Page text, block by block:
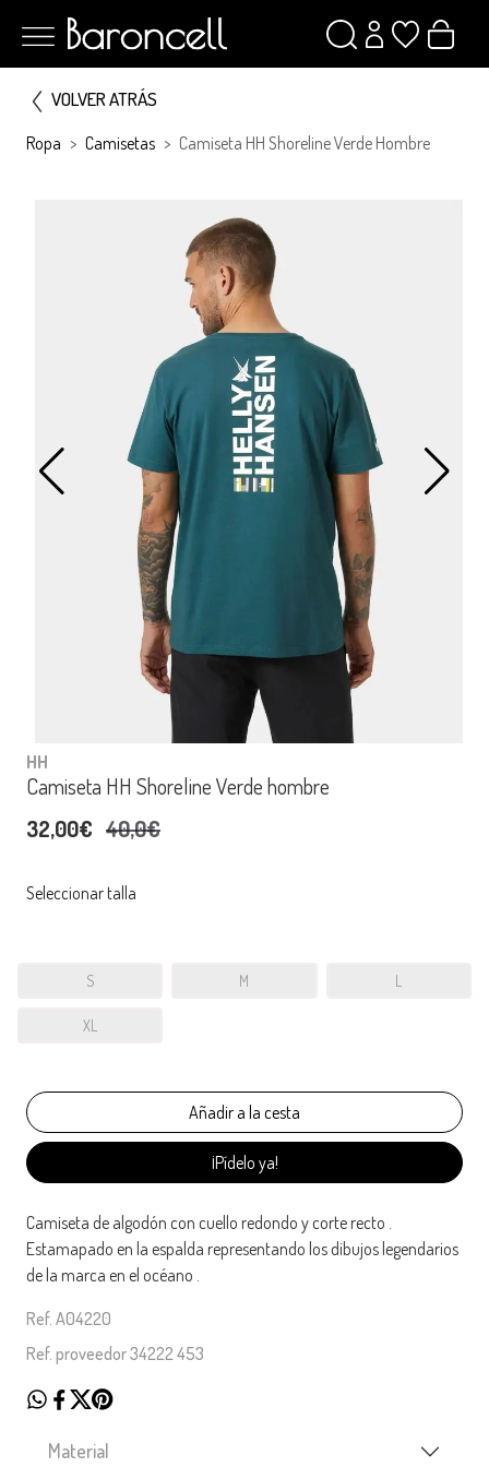
VOLVER ATRÁS
Ropa Camisetas Camiseta HH Shoreline Verde Hombre
HH
Camiseta HH Shoreline Verde hombre
32,00€ 40,0€
Seleccionar talla
S M L
XL
¡Pídelo ya!
Camiseta de algodón con cuello redondo y corte recto .
Estamapado en la espalda representando los dibujos legendarios
de la marca en el océano .
Ref. A04220
Ref. proveedor 34222 453
Material